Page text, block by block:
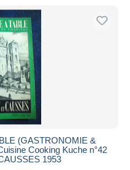
(GASTRONOMIE &
Cooking Kuche n°42
1953